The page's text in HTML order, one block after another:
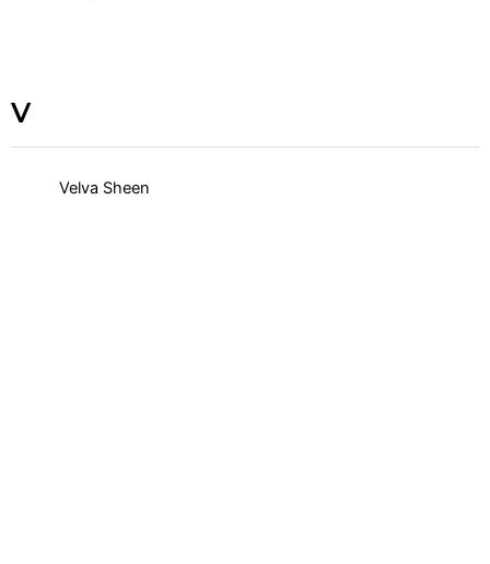
V
Velva Sheen